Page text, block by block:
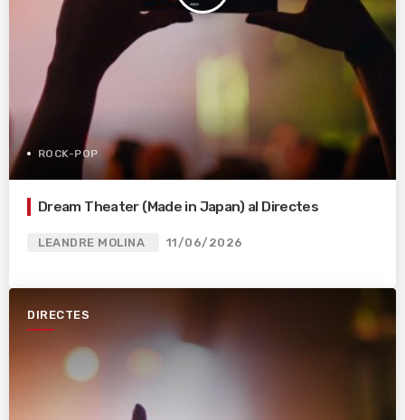
ROCK-POP
Dream Theater (Made in Japan) al Directes
LEANDRE MOLINA 11/06/2026
DIRECTES